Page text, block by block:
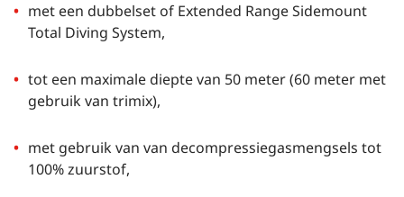
met een dubbelset of Extended Range Sidemount
Total Diving System,
tot een maximale diepte van 50 meter (60 meter met
gebruik van trimix),
met gebruik van van decompressiegasmengsels tot
100% zuurstof,